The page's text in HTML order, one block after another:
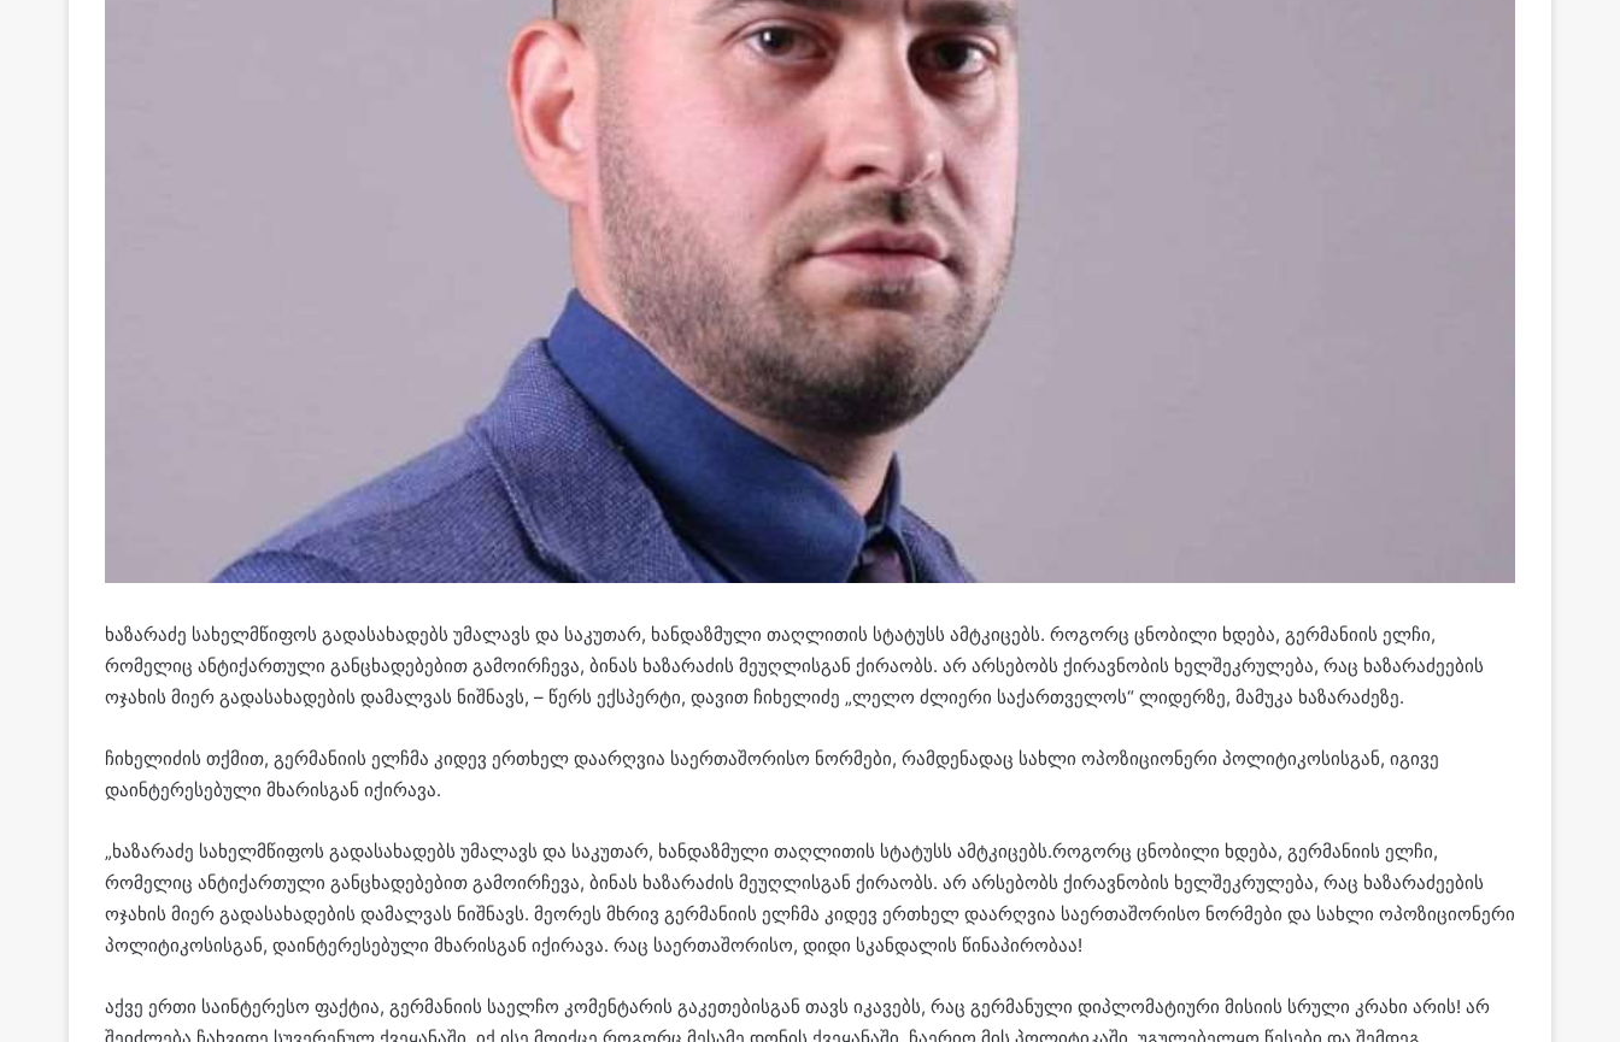
ხაზარაძე სახელმწიფოს გადასახადებს უმალავს და საკუთარ, ხანდაზმული თაღლითის სტატუსს ამტკიცებს. როგორც ცნობილი ხდება, გერმანიის ელჩი,
რომელიც ანტიქართული განცხადებებით გამოირჩევა, ბინას ხაზარაძის მეუღლისგან ქირაობს. არ არსებობს ქირავნობის ხელშეკრულება, რაც ხაზარაძეების
ოჯახის მიერ გადასახადების დამალვას ნიშნავს, – წერს ექსპერტი, დავით ჩიხელიძე „ლელო ძლიერი საქართველოს“ ლიდერზე, მამუკა ხაზარაძეზე.
ჩიხელიძის თქმით, გერმანიის ელჩმა კიდევ ერთხელ დაარღვია საერთაშორისო ნორმები, რამდენადაც სახლი ოპოზიციონერი პოლიტიკოსისგან, იგივე
დაინტერესებული მხარისგან იქირავა.
„ხაზარაძე სახელმწიფოს გადასახადებს უმალავს და საკუთარ, ხანდაზმული თაღლითის სტატუსს ამტკიცებს.როგორც ცნობილი ხდება, გერმანიის ელჩი,
რომელიც ანტიქართული განცხადებებით გამოირჩევა, ბინას ხაზარაძის მეუღლისგან ქირაობს. არ არსებობს ქირავნობის ხელშეკრულება, რაც ხაზარაძეების
ოჯახის მიერ გადასახადების დამალვას ნიშნავს. მეორეს მხრივ გერმანიის ელჩმა კიდევ ერთხელ დაარღვია საერთაშორისო ნორმები და სახლი ოპოზიციონერი
პოლიტიკოსისგან, დაინტერესებული მხარისგან იქირავა. რაც საერთაშორისო, დიდი სკანდალის წინაპირობაა!
აქვე ერთი საინტერესო ფაქტია, გერმანიის საელჩო კომენტარის გაკეთებისგან თავს იკავებს, რაც გერმანული დიპლომატიური მისიის სრული კრახი არის! არ